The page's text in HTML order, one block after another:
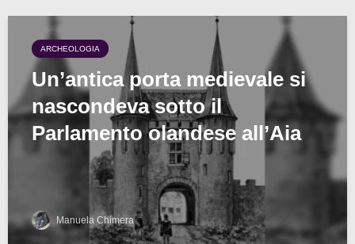
ARCHEOLOGIA
Un’antica porta medievale si
nascondeva sotto il
Parlamento olandese all’Aia
Manuela Chimera